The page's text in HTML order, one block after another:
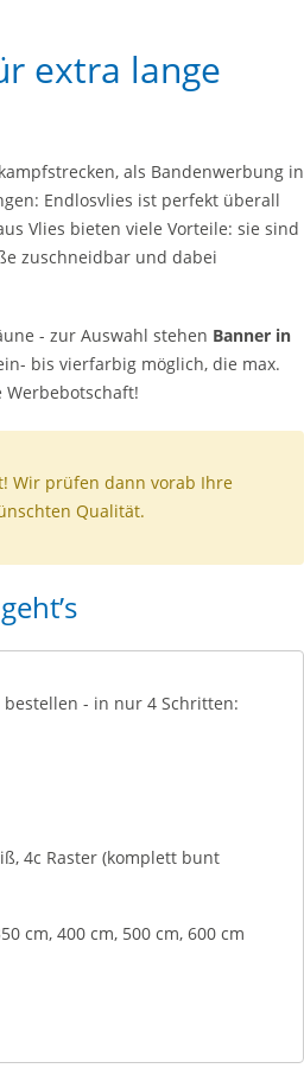
extra lange
als Bandenwerbung in
Endlosvlies ist perfekt überall
Vlies bieten viele Vorteile: sie sind
zuschneidbar und dabei
- zur Auswahl stehen Banner in
bis vierfarbig möglich, die max.
Wir prüfen dann vorab Ihre
Qualität.
- in nur 4 Schritten:
4c Raster (komplett bunt
cm, 400 cm, 500 cm, 600 cm